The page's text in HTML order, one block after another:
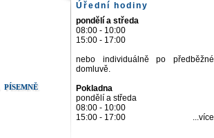
Úřední hodiny
pondělí a středa
08:00 - 10:00
15:00 - 17:00
nebo individuálně po předběžné
domluvě.
Pokladna
pondělí a středa
08:00 - 10:00
15:00 - 17:00
...více